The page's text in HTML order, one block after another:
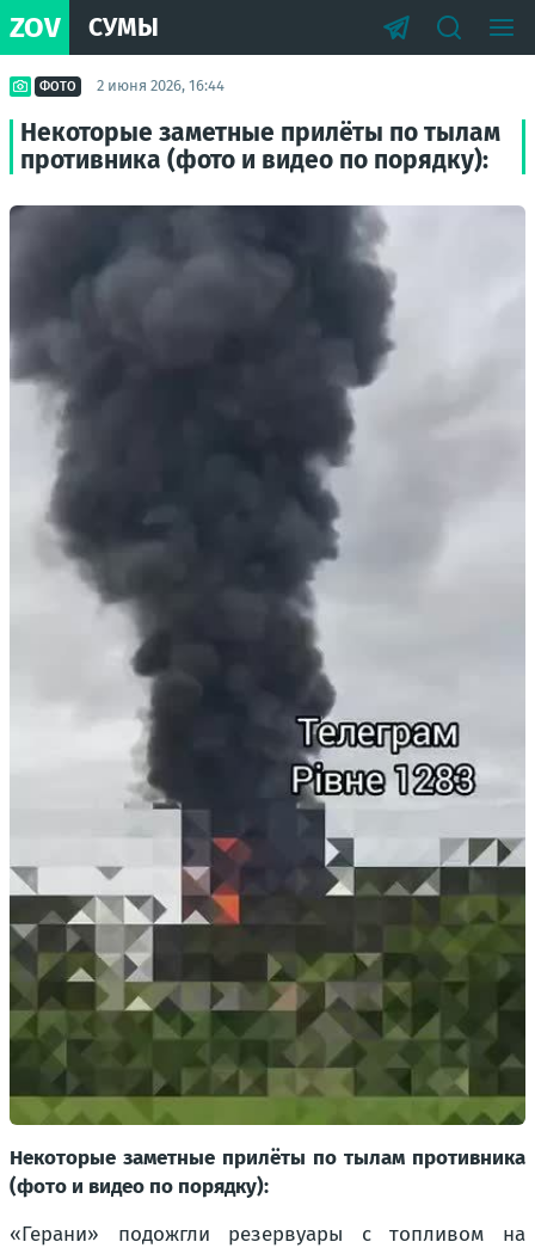
ZOV СУМЫ
ФОТО 2 июня 2026, 16:44
Некоторые заметные прилёты по тылам
противника (фото и видео по порядку):
Некоторые заметные прилёты по тылам противника
(фото и видео по порядку):
«Герани» подожгли резервуары с топливом на